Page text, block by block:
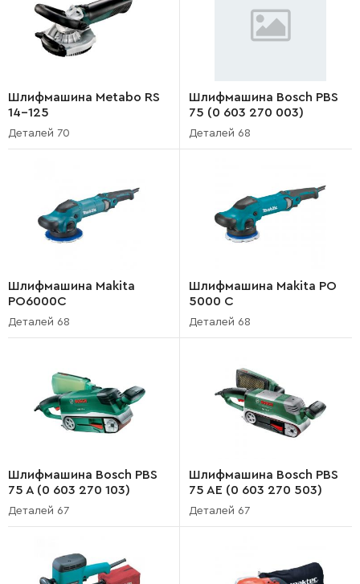
Шлифмашина Metabo RS
14-125
Деталей 70
Шлифмашина Bosch PBS
75 (0 603 270 003)
Деталей 68
Шлифмашина Makita
PO6000C
Деталей 68
Шлифмашина Makita PO
5000 C
Деталей 68
Шлифмашина Bosch PBS
75 A (0 603 270 103)
Деталей 67
Шлифмашина Bosch PBS
75 AE (0 603 270 503)
Деталей 67